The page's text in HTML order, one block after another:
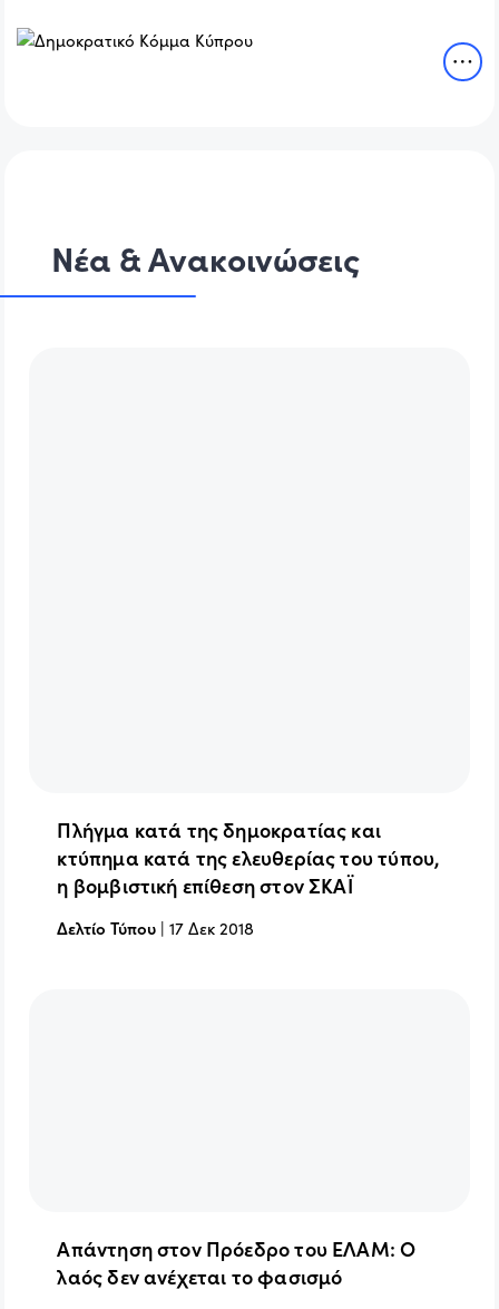
Νέα & Ανακοινώσεις
Πλήγμα κατά της δημοκρατίας και
κτύπημα κατά της ελευθερίας του τύπου,
η βομβιστική επίθεση στον ΣΚΑΪ
Δελτίο Τύπου |17 Δεκ 2018
Απάντηση στον Πρόεδρο του ΕΛΑΜ: Ο
λαός δεν ανέχεται το φασισμό